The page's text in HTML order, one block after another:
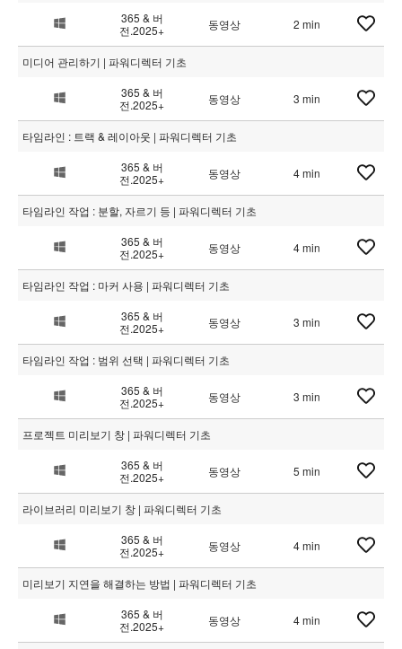
365 & 버
전.2025+
동영상 2 min
미디어 관리하기 | 파워디렉터 기초
365 & 버
전.2025+
동영상 3 min
타임라인 : 트랙 & 레이아웃 | 파워디렉터 기초
365 & 버
전.2025+
동영상 4 min
타임라인 작업 : 분할, 자르기 등 | 파워디렉터 기초
365 & 버
전.2025+
동영상 4 min
타임라인 작업 : 마커 사용 | 파워디렉터 기초
365 & 버
전.2025+
동영상 3 min
타임라인 작업 : 범위 선택 | 파워디렉터 기초
365 & 버
전.2025+
동영상 3 min
프로젝트 미리보기 창 | 파워디렉터 기초
365 & 버
전.2025+
동영상 5 min
라이브러리 미리보기 창 | 파워디렉터 기초
365 & 버
전.2025+
동영상 4 min
미리보기 지연을 해결하는 방법 | 파워디렉터 기초
365 & 버
전.2025+
동영상 4 min